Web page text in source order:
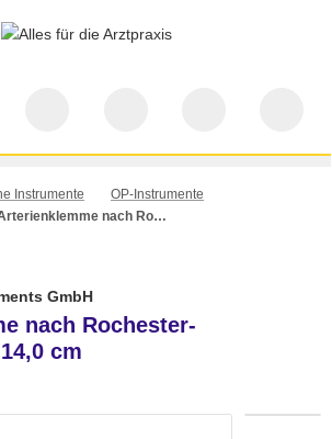
Instrumente
OP-Instrumente
Arterienklemme nach Rochester-Pean, gerade, 14,0 cm
GmbH
nach Rochester-
cm